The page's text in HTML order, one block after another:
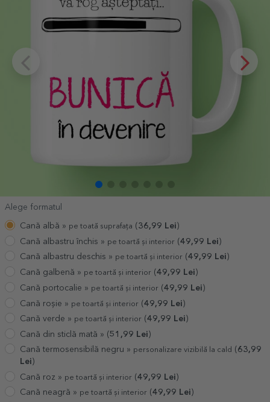
Alege formatul
Cană albă » pe toată suprafața ( 36,99 Lei )
Cană albastru închis » pe toartă și interior (49,99 Lei)
Cană albastru deschis » pe toartă și interior (49,99 Lei )
Cană galbenă » pe toartă și interior (49,99 Lei )
Cană portocalie » pe toartă și interior (49,99 Lei)
Cană roșie » pe toartă și interior (49,99 Lei)
Cană verde » pe toartă și interior (49,99 Lei )
Cană din sticlă mată » (51,99 Lei )
Cană termosensibilă negru » personalizare vizibilă la cald ( 63,99
Lei )
Cană roz » pe toartă și interior (49,99 Lei)
Cană neagră » pe toartă și interior (49,99 Lei )